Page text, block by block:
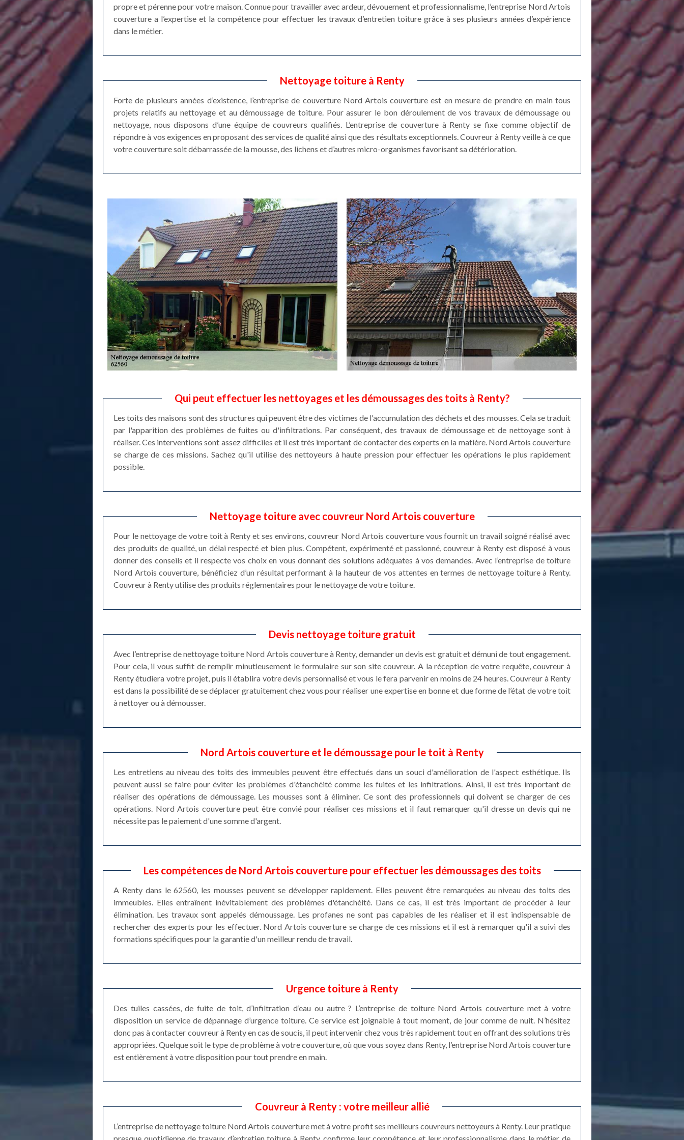
propre et pérenne pour votre maison. Connue pour travailler avec ardeur, dévouement et professionnalisme, l’entreprise Nord Artois
couverture a l’expertise et la compétence pour effectuer les travaux d’entretien toiture grâce à ses plusieurs années d’expérience
dans le métier.
Nettoyage toiture à Renty
Forte de plusieurs années d’existence, l’entreprise de couverture Nord Artois couverture est en mesure de prendre en main tous
projets relatifs au nettoyage et au démoussage de toiture. Pour assurer le bon déroulement de vos travaux de démoussage ou
nettoyage, nous disposons d’une équipe de couvreurs qualifiés. L’entreprise de couverture à Renty se fixe comme objectif de
répondre à vos exigences en proposant des services de qualité ainsi que des résultats exceptionnels. Couvreur à Renty veille à ce que
votre couverture soit débarrassée de la mousse, des lichens et d’autres micro-organismes favorisant sa détérioration.
Qui peut effectuer les nettoyages et les démoussages des toits à Renty?
Les toits des maisons sont des structures qui peuvent être des victimes de l'accumulation des déchets et des mousses. Cela se traduit
par l'apparition des problèmes de fuites ou d'infiltrations. Par conséquent, des travaux de démoussage et de nettoyage sont à
réaliser. Ces interventions sont assez difficiles et il est très important de contacter des experts en la matière. Nord Artois couverture
se charge de ces missions. Sachez qu'il utilise des nettoyeurs à haute pression pour effectuer les opérations le plus rapidement
possible.
Nettoyage toiture avec couvreur Nord Artois couverture
Pour le nettoyage de votre toit à Renty et ses environs, couvreur Nord Artois couverture vous fournit un travail soigné réalisé avec
des produits de qualité, un délai respecté et bien plus. Compétent, expérimenté et passionné, couvreur à Renty est disposé à vous
donner des conseils et il respecte vos choix en vous donnant des solutions adéquates à vos demandes. Avec l’entreprise de toiture
Nord Artois couverture, bénéficiez d’un résultat performant à la hauteur de vos attentes en termes de nettoyage toiture à Renty.
Couvreur à Renty utilise des produits réglementaires pour le nettoyage de votre toiture.
Devis nettoyage toiture gratuit
Avec l’entreprise de nettoyage toiture Nord Artois couverture à Renty, demander un devis est gratuit et démuni de tout engagement.
Pour cela, il vous suffit de remplir minutieusement le formulaire sur son site couvreur. A la réception de votre requête, couvreur à
Renty étudiera votre projet, puis il établira votre devis personnalisé et vous le fera parvenir en moins de 24 heures. Couvreur à Renty
est dans la possibilité de se déplacer gratuitement chez vous pour réaliser une expertise en bonne et due forme de l’état de votre toit
à nettoyer ou à démousser.
Nord Artois couverture et le démoussage pour le toit à Renty
Les entretiens au niveau des toits des immeubles peuvent être effectués dans un souci d'amélioration de l'aspect esthétique. Ils
peuvent aussi se faire pour éviter les problèmes d'étanchéité comme les fuites et les infiltrations. Ainsi, il est très important de
réaliser des opérations de démoussage. Les mousses sont à éliminer. Ce sont des professionnels qui doivent se charger de ces
opérations. Nord Artois couverture peut être convié pour réaliser ces missions et il faut remarquer qu'il dresse un devis qui ne
nécessite pas le paiement d'une somme d'argent.
Les compétences de Nord Artois couverture pour effectuer les démoussages des toits
A Renty dans le 62560, les mousses peuvent se développer rapidement. Elles peuvent être remarquées au niveau des toits des
immeubles. Elles entraînent inévitablement des problèmes d'étanchéité. Dans ce cas, il est très important de procéder à leur
élimination. Les travaux sont appelés démoussage. Les profanes ne sont pas capables de les réaliser et il est indispensable de
rechercher des experts pour les effectuer. Nord Artois couverture se charge de ces missions et il est à remarquer qu'il a suivi des
formations spécifiques pour la garantie d'un meilleur rendu de travail.
Urgence toiture à Renty
Des tuiles cassées, de fuite de toit, d’infiltration d’eau ou autre ? L’entreprise de toiture Nord Artois couverture met à votre
disposition un service de dépannage d’urgence toiture. Ce service est joignable à tout moment, de jour comme de nuit. N’hésitez
donc pas à contacter couvreur à Renty en cas de soucis, il peut intervenir chez vous très rapidement tout en offrant des solutions très
appropriées. Quelque soit le type de problème à votre couverture, où que vous soyez dans Renty, l’entreprise Nord Artois couverture
est entièrement à votre disposition pour tout prendre en main.
Couvreur à Renty : votre meilleur allié
L’entreprise de nettoyage toiture Nord Artois couverture met à votre profit ses meilleurs couvreurs nettoyeurs à Renty. Leur pratique